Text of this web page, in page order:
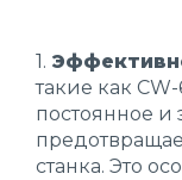
1.
такие как
постоянное и
станка. Это